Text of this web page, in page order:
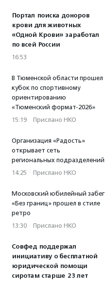
Портал поиска доноров
крови для животных
«Одной Крови» заработал
по всей России
16:53
В Тюменской области прошел
кубок по спортивному
ориентированию
«Тюменский формат-2026»
15:19 · Прислано НКО
Организация «Радость»
открывает сеть
региональных подразделений
14:25 · Прислано НКО
Московский юбилейный забег
«Без границ» прошел в стиле
ретро
13:30 · Прислано НКО
Совфед поддержал
инициативу о бесплатной
юридической помощи
сиротам старше 23 лет